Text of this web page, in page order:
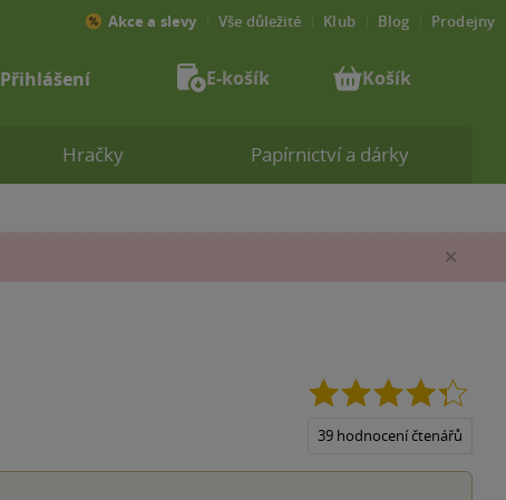
39 hodnocení čtenářů
Hračky Papírnictví a dárky
Akce a slevy Vše důležité Klub Blog Prodejny
Přihlášení E-košík Košík